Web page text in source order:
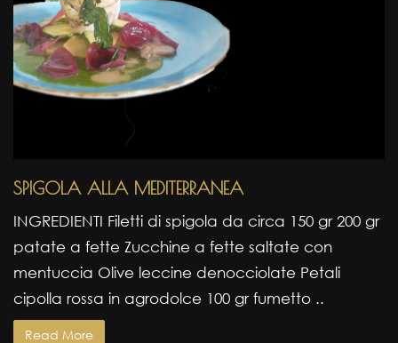
SPIGOLA ALLA MEDITERRANEA
INGREDIENTI Filetti di spigola da circa 150 gr 200 gr
patate a fette Zucchine a fette saltate con
mentuccia Olive leccine denocciolate Petali
cipolla rossa in agrodolce 100 gr fumetto ..
Read More